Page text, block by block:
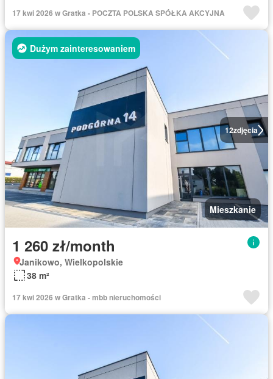
17 kwi 2026 w Gratka - POCZTA POLSKA SPÓŁKA AKCYJNA
12zdjęcia
Dużym zainteresowaniem
Mieszkanie
1 260 zł/month
Janikowo, Wielkopolskie
38 m²
17 kwi 2026 w Gratka - mbb nieruchomości